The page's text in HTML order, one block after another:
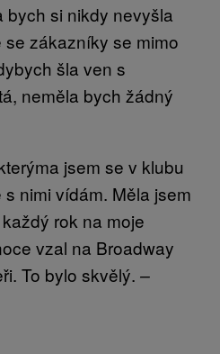
bych si nikdy nevyšla
se zákazníky se mimo
šla ven s
neměla bych žádný
jsem se v klubu
nimi vídám. Měla jsem
rok na moje
vzal na Broadway
To bylo skvělý. –